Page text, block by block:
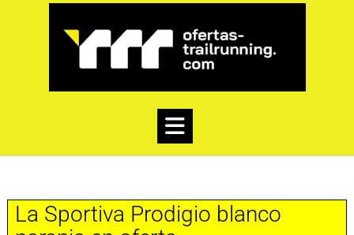
La Sportiva Prodigio blanco